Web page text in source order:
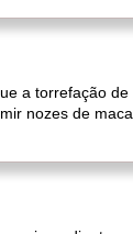
a torrefação
nozes de